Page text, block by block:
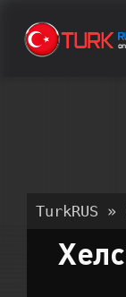
Запомнить
TurkRUS »